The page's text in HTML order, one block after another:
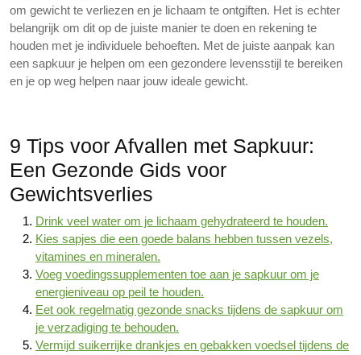
om gewicht te verliezen en je lichaam te ontgiften. Het is echter
belangrijk om dit op de juiste manier te doen en rekening te
houden met je individuele behoeften. Met de juiste aanpak kan
een sapkuur je helpen om een gezondere levensstijl te bereiken
en je op weg helpen naar jouw ideale gewicht.
9 Tips voor Afvallen met Sapkuur:
Een Gezonde Gids voor
Gewichtsverlies
Drink veel water om je lichaam gehydrateerd te houden.
Kies sapjes die een goede balans hebben tussen vezels,
vitamines en mineralen.
Voeg voedingssupplementen toe aan je sapkuur om je
energieniveau op peil te houden.
Eet ook regelmatig gezonde snacks tijdens de sapkuur om
je verzadiging te behouden.
Vermijd suikerrijke drankjes en gebakken voedsel tijdens de